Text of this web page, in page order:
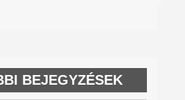
BEJEGYZÉSEK